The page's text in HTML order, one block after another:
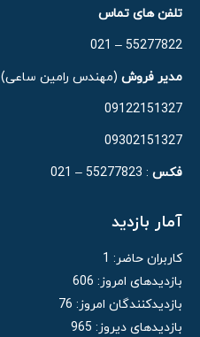
تلفن های تماس
55277822 – 021
مدیر فروش (مهندس رامین ساعی)
09122151327
09302151327
فکس : 55277823 – 021
آمار بازدید
کاربران حاضر: 1
بازدیدهای امروز: 606
بازدیدکنندگان امروز: 76
بازدیدهای دیروز: 965